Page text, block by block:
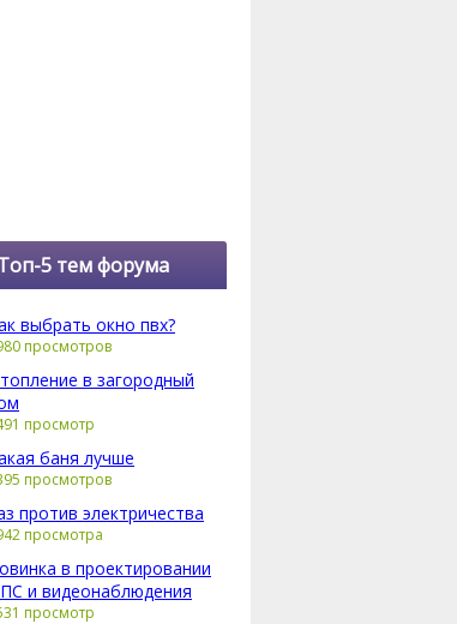
5 тем форума
выбрать окно пвх?
просмотров
в загородный
просмотр
баня лучше
просмотров
против электричества
просмотра
в проектировании
и видеонаблюдения
просмотр